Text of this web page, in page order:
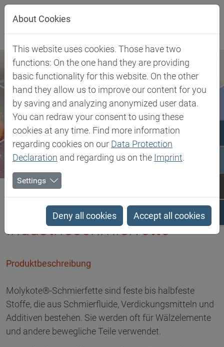
Direkt zur Hauptnavigation springen
Direkt zum Inhalt springen
Biesterfeld SE Kundenindustrien
Industrial Greases
Industrieschmierfette
Produktbeschreibung
Molykote®-Schmierfette sind feste bis halbfeste
Stoffe, die aus Schmierfluide, Verdickungsmitteln und
Additiven bestehen. Sie werden oft für Wälzelemente
und andere bewegliche Teile verwendet.
About Cookies
This website uses cookies. Those have two
functions: On the one hand they are providing
basic functionality for this website. On the other
hand they allow us to improve our content for you
by saving and analyzing anonymized user data.
You can redraw your consent to using these
cookies at any time. Find more information
regarding cookies on our Data Protection
Declaration and regarding us on the Imprint.
Settings
Deny all cookies Accept all cookies